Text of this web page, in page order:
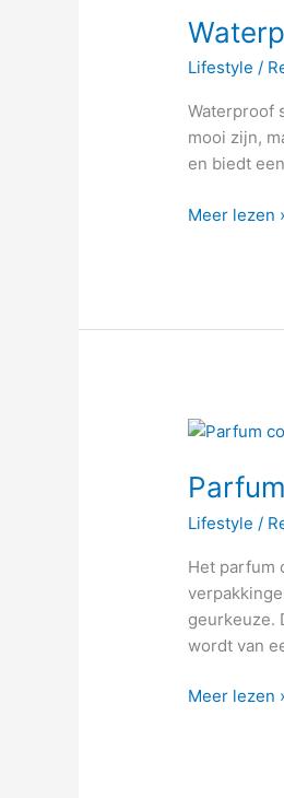
Lifestyle /
Waterproof
mooi zijn,
en biedt
als
en
duurzame
keuze
voor
gebruik
Meer lezen
Lifestyle /
Het parfum
geurkeuze.
wordt van
Parfum
als
benadering
van
geur
en
Meer lezen